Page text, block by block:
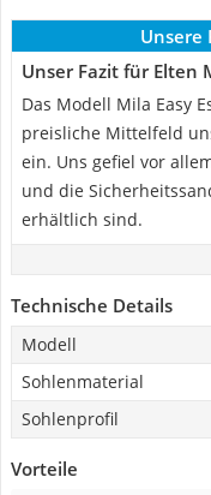
Unsere
Unser Fazit für Elten
Das Modell Mila Easy
preisliche Mittelfeld
ein. Uns gefiel vor
und die
erhältlich sind.
Technische Details
Modell
Sohlenmaterial
Sohlenprofil
Vorteile